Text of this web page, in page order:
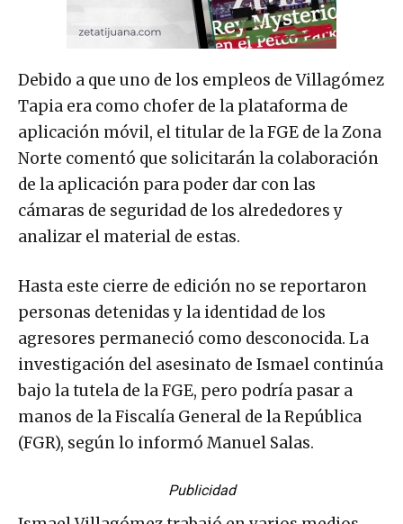
Debido a que uno de los empleos de Villagómez
Tapia era como chofer de la plataforma de
aplicación móvil, el titular de la FGE de la Zona
Norte comentó que solicitarán la colaboración
de la aplicación para poder dar con las
cámaras de seguridad de los alrededores y
analizar el material de estas.
Hasta este cierre de edición no se reportaron
personas detenidas y la identidad de los
agresores permaneció como desconocida. La
investigación del asesinato de Ismael continúa
bajo la tutela de la FGE, pero podría pasar a
manos de la Fiscalía General de la República
(FGR), según lo informó Manuel Salas.
Publicidad